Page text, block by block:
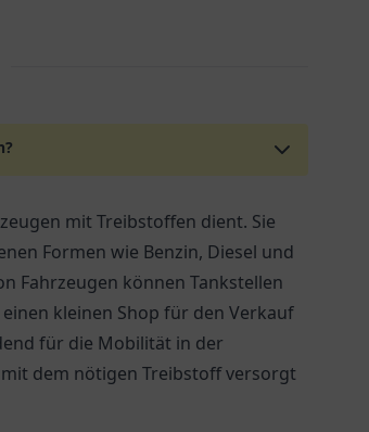
mit Treibstoffen dient. Sie
Formen wie Benzin, Diesel und
Fahrzeugen können Tankstellen
kleinen Shop für den Verkauf
für die Mobilität in der
dem nötigen Treibstoff versorgt